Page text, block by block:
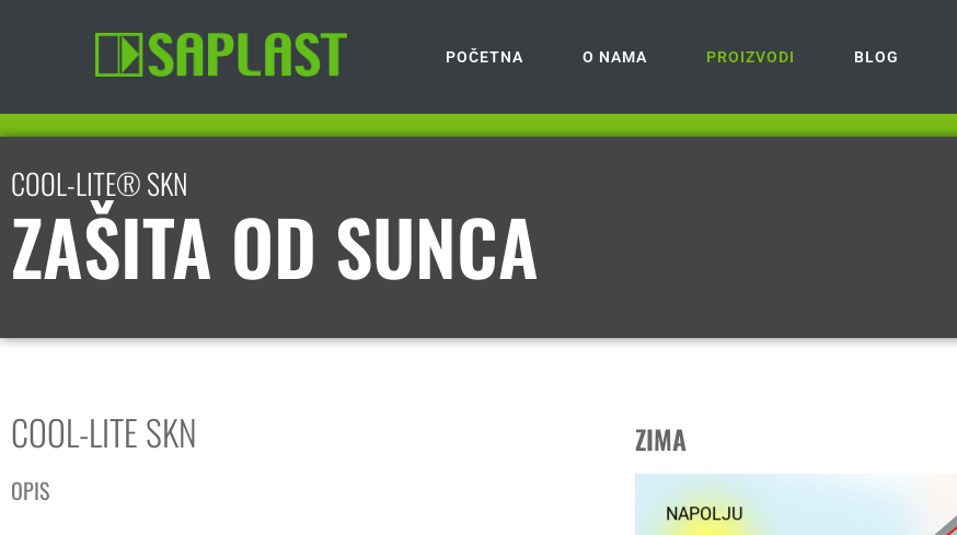
POČETNA O NAMA PROIZVODI BLOG
COOL-LITE® SKN
ZAŠITA OD SUNCA
COOL-LITE SKN
OPIS
ZIMA
NAPOLJU